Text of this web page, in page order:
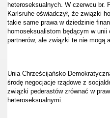
heteroseksualnych. W czerwcu br.
Karlsruhe oświadczył, że związki
takie same prawa w dziedzinie
homoseksualistom będącym w
partnerów, ale związki te nie mogą
Unia Chrześcijańsko-
środę negocjacje rządowe z
związki pederastów zrównać w
heteroseksualnymi.
ministry